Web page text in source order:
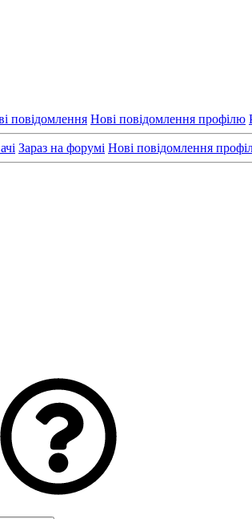
повідомлення Нові повідомлення профілю
Зараз на форумі Нові повідомлення